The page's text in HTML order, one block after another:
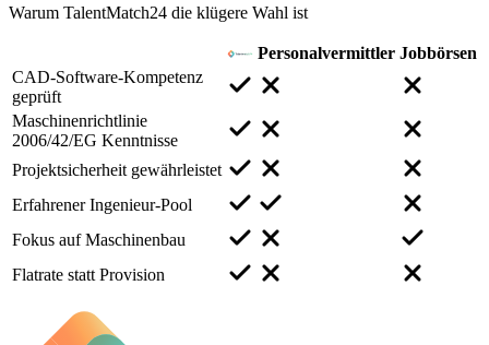
Warum TalentMatch24 die klügere Wahl ist
Personalvermittler Jobbörsen
CAD-Software-Kompetenz
geprüft
Maschinenrichtlinie
2006/42/EG Kenntnisse
Projektsicherheit gewährleistet
Erfahrener Ingenieur-Pool
Fokus auf Maschinenbau
Flatrate statt Provision